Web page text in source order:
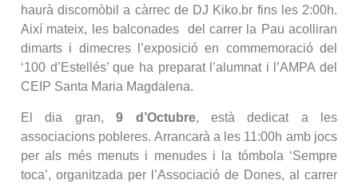
haurà discomòbil a càrrec de DJ Kiko.br fins les 2:00h.
Així mateix, les balconades del carrer la Pau acolliran
dimarts i dimecres l’exposició en commemoració del
‘100 d’Estellés’ que ha preparat l’alumnat i l’AMPA del
CEIP Santa Maria Magdalena.
El dia gran,9 d’Octubre, està dedicat a les
associacions pobleres. Arrancarà a les 11:00h amb jocs
per als més menuts i menudes i la tómbola ‘Sempre
toca’, organitzada per l’Associació de Dones, al carrer